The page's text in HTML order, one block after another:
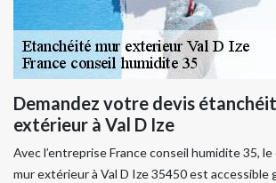
Demandez votre devis
extérieur à Val D Ize
Avec l’entreprise France conseil humidite 35,
mur extérieur à Val D Ize 35450 est